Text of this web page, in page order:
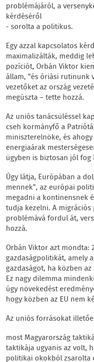
problémájáról, a
kérdéséről
- sorolta a politikus.
Egy azzal kapcsolatos
maximalizálták, meddig
pozíciót, Orbán Viktor
állam, "és óriási rutinunk
vezetőket az ország
megúszta – tette hozzá.
Az uniós tanácsüléssel
cseh kormányfő a
miniszterelnöke, és
energiaárak
ügyben is biztosan jól
Úgy látja, Európában a
mennek", az európai
megadni a kontinensnek
tudja kezelni. A
problémává fordul át,
hozzá.
Orbán Viktor azt mondta:
gazdaságpolitikát, amely
gazdaságot, ha közben
Ez nagy dilemma
úgy növekedést
hogy közben az EU nem
Az uniós forrásokat
most Magyarország
taktikája ugyanis az volt,
politikai okokból zsarolta